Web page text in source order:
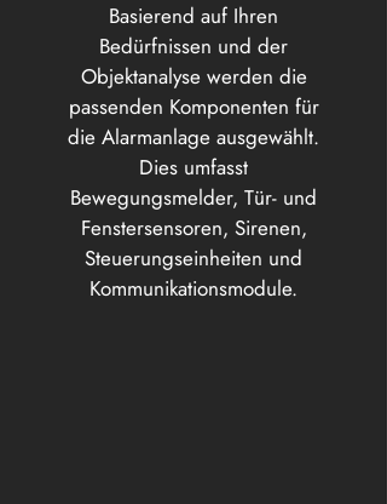
Basierend auf Ihren
Bedürfnissen und der
Objektanalyse werden die
passenden Komponenten für
die Alarmanlage ausgewählt.
Dies umfasst
Bewegungsmelder, Tür- und
Fenstersensoren, Sirenen,
Steuerungseinheiten und
Kommunikationsmodule.